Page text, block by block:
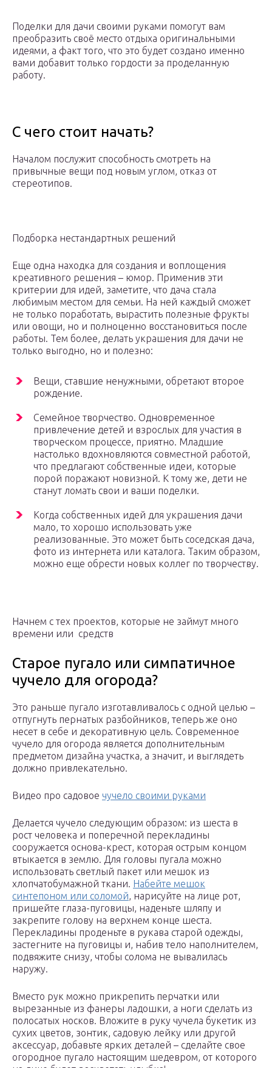
Поделки для дачи своими руками помогут вам
преобразить своё место отдыха оригинальными
идеями, а факт того, что это будет создано именно
вами добавит только гордости за проделанную
работу.
С чего стоит начать?
Началом послужит способность смотреть на
привычные вещи под новым углом, отказ от
стереотипов.
Подборка нестандартных решений
Еще одна находка для создания и воплощения
креативного решения – юмор. Применив эти
критерии для идей, заметите, что дача стала
любимым местом для семьи. На ней каждый сможет
не только поработать, вырастить полезные фрукты
или овощи, но и полноценно восстановиться после
работы. Тем более, делать украшения для дачи не
только выгодно, но и полезно:
Вещи, ставшие ненужными, обретают второе
рождение.
Семейное творчество. Одновременное
привлечение детей и взрослых для участия в
творческом процессе, приятно. Младшие
настолько вдохновляются совместной работой,
что предлагают собственные идеи, которые
порой поражают новизной. К тому же, дети не
станут ломать свои и ваши поделки.
Когда собственных идей для украшения дачи
мало, то хорошо использовать уже
реализованные. Это может быть соседская дача,
фото из интернета или каталога. Таким образом,
можно еще обрести новых коллег по творчеству.
Начнем с тех проектов, которые не займут много
времени или средств
Старое пугало или симпатичное
чучело для огорода?
Это раньше пугало изготавливалось с одной целью –
отпугнуть пернатых разбойников, теперь же оно
несет в себе и декоративную цель. Современное
чучело для огорода является дополнительным
предметом дизайна участка, а значит, и выглядеть
должно привлекательно.
Видео про садовое чучело своими руками
Делается чучело следующим образом: из шеста в
рост человека и поперечной перекладины
сооружается основа-крест, которая острым концом
втыкается в землю. Для головы пугала можно
использовать светлый пакет или мешок из
хлопчатобумажной ткани. Набейте мешок
синтепоном или соломой, нарисуйте на лице рот,
пришейте глаза-пуговицы, наденьте шляпу и
закрепите голову на верхнем конце шеста.
Перекладины проденьте в рукава старой одежды,
застегните на пуговицы и, набив тело наполнителем,
подвяжите снизу, чтобы солома не вывалилась
наружу.
Вместо рук можно прикрепить перчатки или
вырезанные из фанеры ладошки, а ноги сделать из
полосатых носков. Вложите в руку чучела букетик из
сухих цветов, зонтик, садовую лейку или другой
аксессуар, добавьте ярких деталей – сделайте свое
огородное пугало настоящим шедевром, от которого